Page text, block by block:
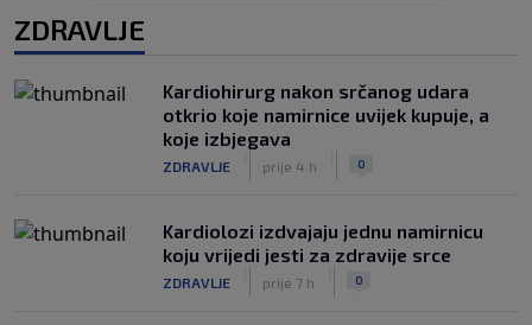
ZDRAVLJE
Kardiohirurg nakon srčanog udara
otkrio koje namirnice uvijek kupuje, a
koje izbjegava
ZDRAVLJE prije 4 h 0
Kardiolozi izdvajaju jednu namirnicu
koju vrijedi jesti za zdravije srce
ZDRAVLJE prije 7 h 0